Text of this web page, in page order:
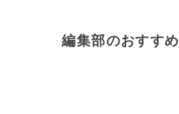
編集部のおすすめ